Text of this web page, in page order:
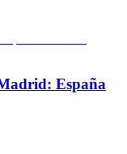
España